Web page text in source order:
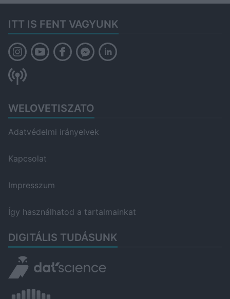
ITT IS FENT VAGYUNK
WELOVETISZATO
Adatvédelmi irányelvek
Kapcsolat
Impresszum
Így használhatod a tartalmainkat
DIGITÁLIS TUDÁSUNK